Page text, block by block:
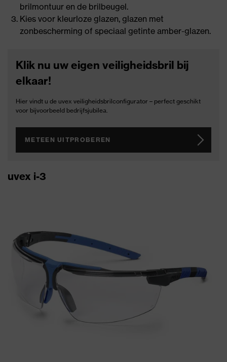
brilmontuur en de brilbeugel.
Kies voor kleurloze glazen, glazen met
zonbescherming of speciaal getinte amber-glazen.
Klik nu uw eigen veiligheidsbril bij
elkaar!
Hier vindt u de uvex veiligheidsbrilconfigurator – perfect geschikt
voor bijvoorbeeld bedrijfsjubilea.
METEEN UITPROBEREN
uvex i-3